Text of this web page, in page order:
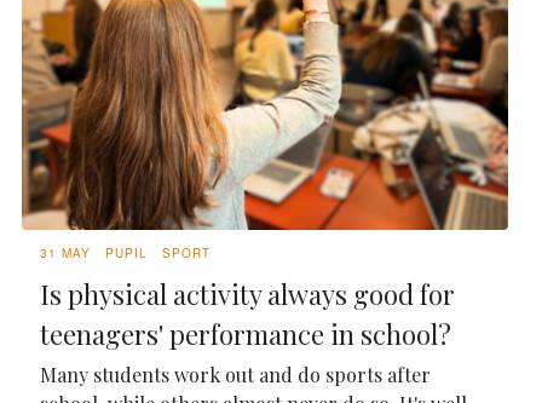
31 MAY PUPIL SPORT
Is physical activity always good for
teenagers' performance in school?
Many students work out and do sports after